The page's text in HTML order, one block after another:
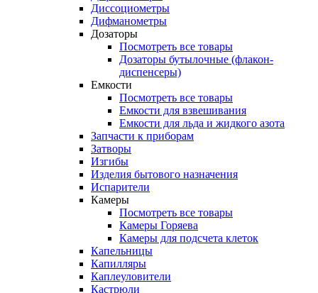
Диссоциометры
Дифманометры
Дозаторы
Посмотреть все товары
Дозаторы бутылочные (флакон-
диспенсеры)
Емкости
Посмотреть все товары
Емкости для взвешивания
Емкости для льда и жидкого азота
Запчасти к приборам
Затворы
Изгибы
Изделия бытового назначения
Испарители
Камеры
Посмотреть все товары
Камеры Горяева
Камеры для подсчета клеток
Капельницы
Капилляры
Каплеуловители
Кастрюли